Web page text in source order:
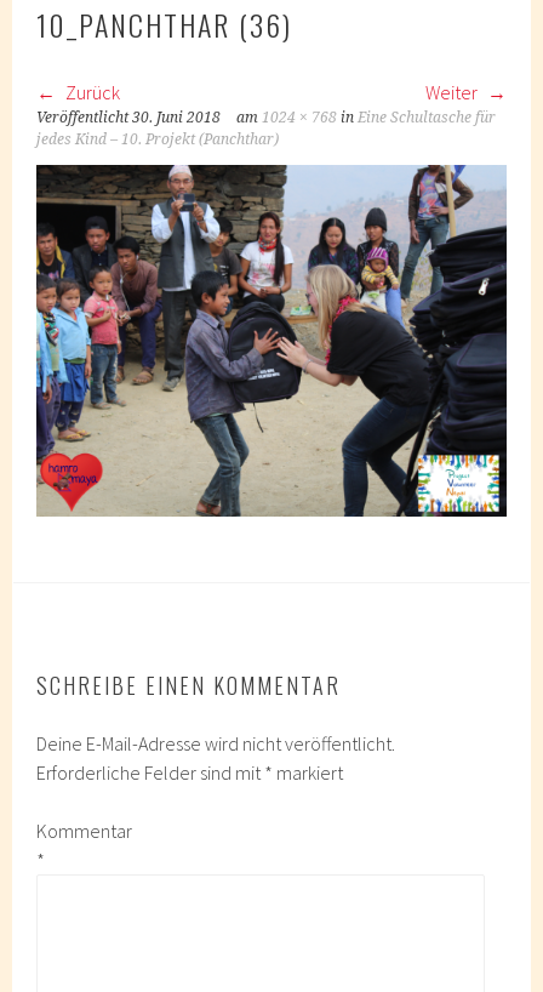
10_PANCHTHAR (36)
Zurück Weiter
Veröffentlicht30. Juni 2018 am1024 × 768 inEine Schultasche für
jedes Kind – 10. Projekt (Panchthar)
SCHREIBE EINEN KOMMENTAR
Deine E-Mail-Adresse wird nicht veröffentlicht.
Erforderliche Felder sind mit* markiert
Kommentar
*